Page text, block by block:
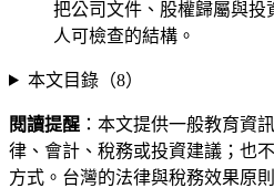
把公司文件、股權歸屬與投
人可檢查的結構。
本文目錄（8）
閱讀提醒 ：本文提供一般教育資
律、會計、稅務或投資建議；也
方式。台灣的法律與稅務效果原